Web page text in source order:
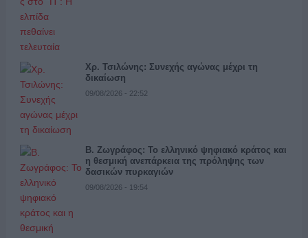
Χρ. Τσιλώνης: Συνεχής αγώνας μέχρι τη
δικαίωση
09/08/2026 - 22:52
Β. Ζωγράφος: Το ελληνικό ψηφιακό κράτος και
η θεσμική ανεπάρκεια της πρόληψης των
δασικών πυρκαγιών
09/08/2026 - 19:54